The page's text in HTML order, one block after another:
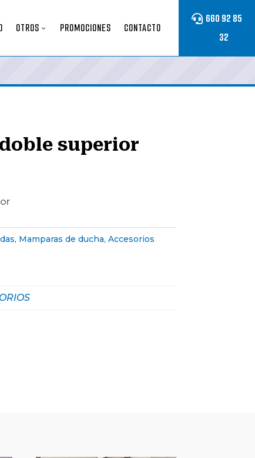
OTROS OtrosOtrosPROMOCIONES CONTACTO
660 92 85
32
superior
, Mamparas de ducha, Accesorios